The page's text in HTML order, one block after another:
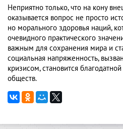
Неприятно только, что на кону
оказывается вопрос не просто
но морального здоровья наций,
очевидного практического
важным для сохранения мира и
социальная напряженность,
кризисом, становится
обществ.